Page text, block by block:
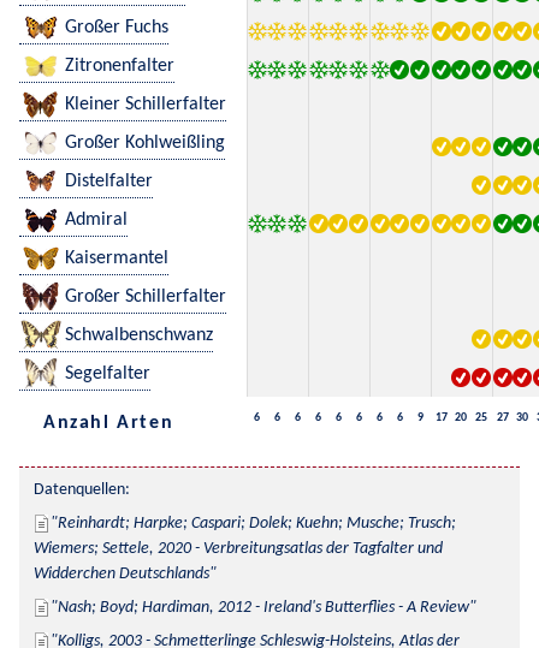
Großer Fuchs
Zitronenfalter
Kleiner Schillerfalter
Großer Kohlweißling
Distelfalter
Admiral
Kaisermantel
Großer Schillerfalter
Schwalbenschwanz
Segelfalter
Anzahl Arten 6 6 6 6 6 6 6 6 9 17 20 25 27 30
Datenquellen:
Reinhardt; Harpke; Caspari; Dolek; Kuehn; Musche; Trusch;
Wiemers; Settele, 2020 - Verbreitungsatlas der Tagfalter und
Widderchen Deutschlands
Nash; Boyd; Hardiman, 2012 - Ireland's Butterflies - A Review
Kolligs, 2003 - Schmetterlinge Schleswig-Holsteins, Atlas der